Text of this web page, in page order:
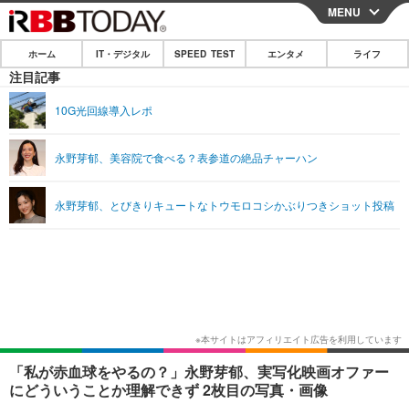
CLOSE
ホーム
IT・デジタル
ショッピング その他
SPEED TEST
エンタメ
エンタメTOP 映画・ドラマ
ショッピング その他
ライフ
MENU
ホーム IT・デジタル SPEED TEST エンタメ ライフ
注目記事
10G光回線導入レポ
永野芽郁、美容院で食べる？表参道の絶品チャーハン
永野芽郁、とびきりキュートなトウモロコシかぶりつきショット投稿
「私が赤血球をやるの？」永野芽郁、実写化映画オファー
にどういうことか理解できず 2枚目の写真・画像